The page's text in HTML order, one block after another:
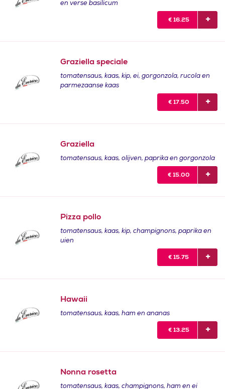
en verse basilicum
€ 16.25
Graziella speciale
tomatensaus, kaas, kip, ei, gorgonzola, rucola en
parmezaanse kaas
€ 17.50
Graziella
tomatensaus, kaas, olijven, paprika en gorgonzola
€ 15.00
Pizza pollo
tomatensaus, kaas, kip, champignons, paprika en
uien
€ 15.75
Hawaii
tomatensaus, kaas, ham en ananas
€ 13.25
Nonna rosetta
tomatensaus, kaas, champignons, ham en ei